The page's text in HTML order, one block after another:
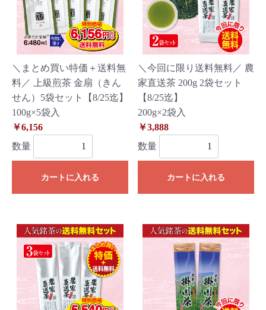
＼まとめ買い特価＋送料無
料／ 上級煎茶 金扇（きん
せん）5袋セット【8/25迄】
100g×5袋入
￥6,156
数量
カートに入れる
＼今回に限り送料無料／ 農
家直送茶 200g 2袋セット
【8/25迄】
200g×2袋入
￥3,888
数量
カートに入れる